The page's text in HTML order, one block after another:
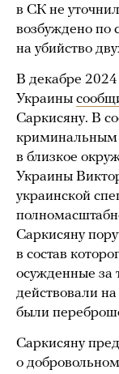
в СК не
возбуждено по
на убийство
В декабре 2024
Украины
Саркисяну. В
криминальным
в близкое
Украины
украинской
Саркисяну
в состав
осужденные за
действовали
были
Саркисяну
о